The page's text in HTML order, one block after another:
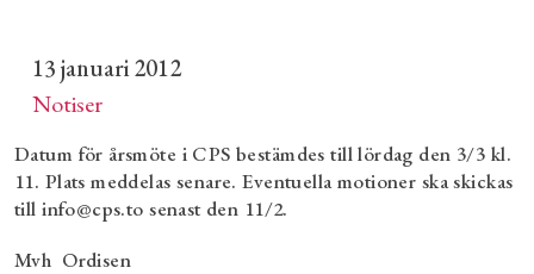
13 januari 2012
Notiser
Datum för årsmöte i CPS bestämdes till lördag den 3/3 kl.
11. Plats meddelas senare. Eventuella motioner ska skickas
till info@cps.to senast den 11/2.
Mvh Ordisen